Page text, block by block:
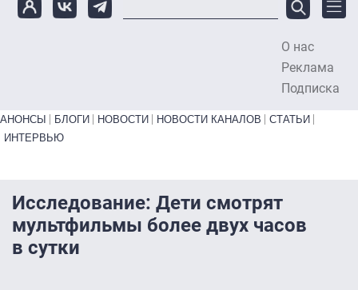
О нас
Реклама
Подписка
Primary links bottom
АНОНСЫ БЛОГИ НОВОСТИ НОВОСТИ КАНАЛОВ
СТАТЬИ
ИНТЕРВЬЮ
Исследование: Дети смотрят
мультфильмы более двух часов
в сутки